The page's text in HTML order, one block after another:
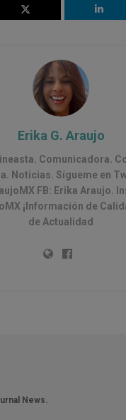
Erika G. Araujo
Comunicadora.
Noticias. Sígueme en
FB: Erika Araujo.
¡Información de
de Actualidad
News.